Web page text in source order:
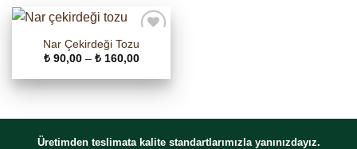
Nar Çekirdeği Tozu
₺90,00 – ₺160,00Fiyat
₺ 90,00
-
Üretimden teslimata kalite standartlarımızla yanınızdayız.